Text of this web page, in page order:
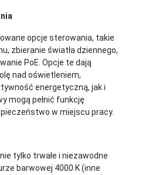
opcje sterowania, takie
zbieranie światła dziennego,
PoE. Opcje te dają
nad oświetleniem,
energetyczną, jak i
mogą pełnić funkcję
w miejscu pracy.
tylko trwałe i niezawodne
barwowej 4000 K (inne